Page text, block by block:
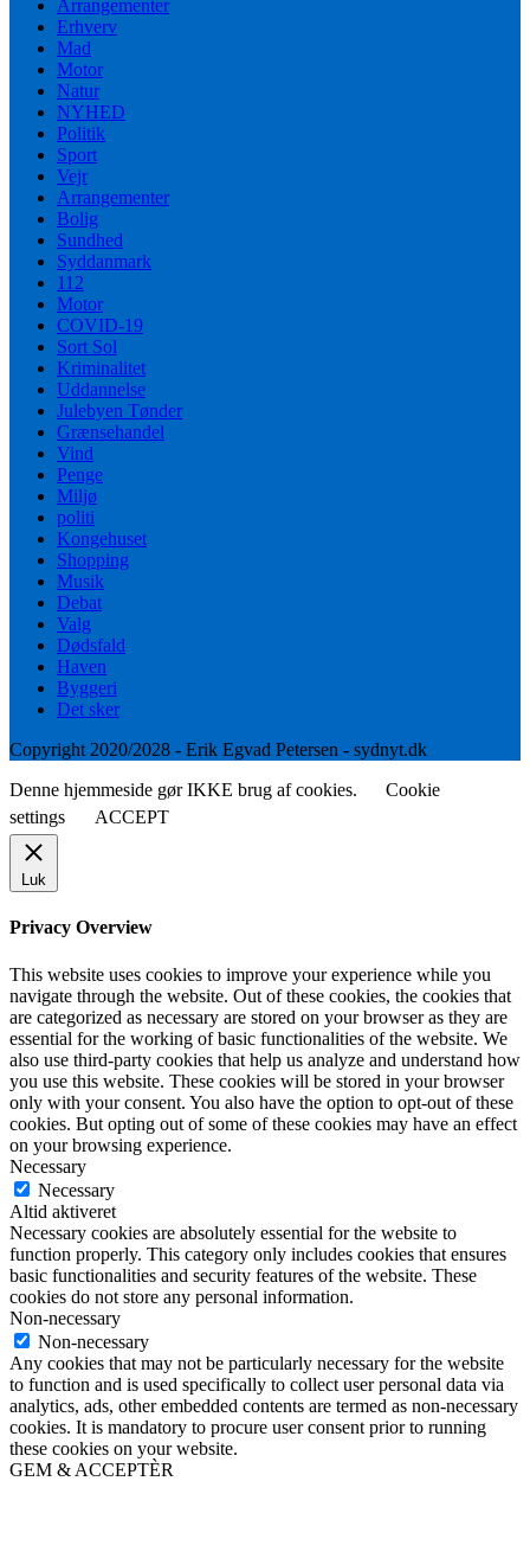
Arrangementer
Erhverv
Mad
Motor
Natur
NYHED
Politik
Sport
Vejr
Arrangementer
Bolig
Sundhed
Syddanmark
112
Motor
COVID-19
Sort Sol
Kriminalitet
Uddannelse
Julebyen Tønder
Grænsehandel
Vind
Penge
Miljø
politi
Kongehuset
Shopping
Musik
Debat
Valg
Dødsfald
Haven
Byggeri
Det sker
Copyright 2020/2028 - Erik Egvad Petersen - sydnyt.dk
Denne hjemmeside gør IKKE brug af cookies.
Cookie
settings
ACCEPT
Luk
Privacy Overview
This website uses cookies to improve your experience while you
navigate through the website. Out of these cookies, the cookies that
are categorized as necessary are stored on your browser as they are
essential for the working of basic functionalities of the website. We
also use third-party cookies that help us analyze and understand how
you use this website. These cookies will be stored in your browser
only with your consent. You also have the option to opt-out of these
cookies. But opting out of some of these cookies may have an effect
on your browsing experience.
Necessary
Necessary
Altid aktiveret
Necessary cookies are absolutely essential for the website to
function properly. This category only includes cookies that ensures
basic functionalities and security features of the website. These
cookies do not store any personal information.
Non-necessary
Non-necessary
Any cookies that may not be particularly necessary for the website
to function and is used specifically to collect user personal data via
analytics, ads, other embedded contents are termed as non-necessary
cookies. It is mandatory to procure user consent prior to running
these cookies on your website.
GEM & ACCEPTÈR